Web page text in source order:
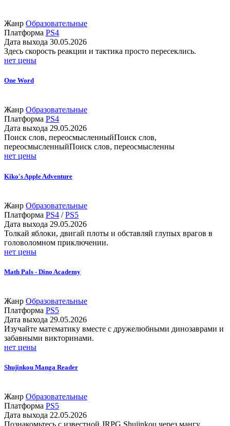
Жанр Образовательные
Платформа PS4
Дата выхода 30.05.2026
Здесь скорость реакции и тактика просто пересеклись.
нет цены
One Word
Жанр Образовательные
Платформа PS4
Дата выхода 29.05.2026
Поиск слов, переосмысленныйПоиск слов,
переосмысленныйПоиск слов, переосмысленны
нет цены
Kiko's Apple Adventure
Жанр Образовательные
Платформа PS4 /PS5
Дата выхода 29.05.2026
Толкай яблоки, двигай плоты и обставляй глупых врагов в
головоломном приключении.
нет цены
Math Pals - Dino Academy
Жанр Образовательные
Платформа PS5
Дата выхода 29.05.2026
Изучайте математику вместе с дружелюбными динозаврами и
забавными викторинами.
нет цены
Shujinkou Manga Reader
Жанр Образовательные
Платформа PS5
Дата выхода 22.05.2026